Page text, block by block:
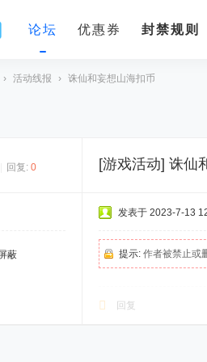
论坛 优惠券 封禁规则
› 活动线报 › 诛仙和妄想山海扣币
回复: 0 [游戏活动] 诛仙
蔽
发表于 2023-7-13
提示: 作者被禁止或
回复